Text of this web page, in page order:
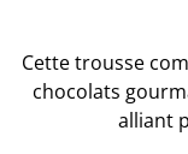
Cette trousse
chocolats
alliant